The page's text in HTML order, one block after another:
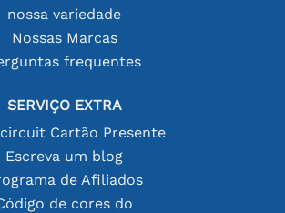
nossa variedade
Nossas Marcas
frequentes
SERVIÇO EXTRA
Cartão Presente
Escreva um blog
de Afiliados
de cores do